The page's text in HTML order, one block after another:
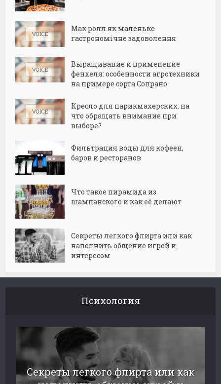
Мак ролл як маленьке
гастрономічне задоволення
Выращивание и применение
фенхеля: особенности агротехники
на примере сорта Сопрано
Кресло для парикмахерских: на
что обращать внимание при
выборе?
Фильтрация воды для кофеен,
баров и ресторанов
Что такое пирамида из
шампанского и как её делают
Секреты легкого флирта или как
наполнить общение игрой и
интересом
Психология
Секреты легкого флирта или как